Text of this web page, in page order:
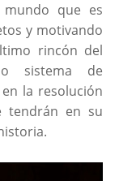
que es
y motivando
rincón del
sistema de
la resolución
tendrán en su